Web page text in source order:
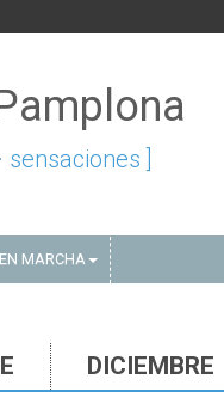
sensaciones ]
MARCHA
DICIEMBRE